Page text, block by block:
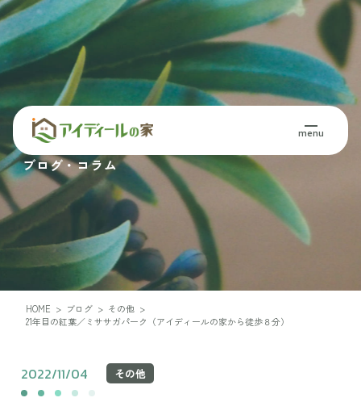
menu
Blog・Column
ブログ・コラム
HOME > ブログ > その他 >
21年目の紅葉／ミササガパーク（アイディールの家から徒歩８分）
2022/11/04 その他